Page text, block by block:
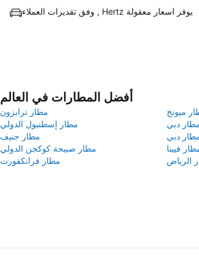
وفق تقديرات العملاء , Hertz يوفر اسعار معقولة
أفضل المطارات في العالم
مطار ترابزون
ميونخ
مطار إسطنبول الدولي
دبي
مطار جنيف
دبي
مطار صبيحة كوكجن الدولي
فيينا
مطار فرانكفورت
الرياض